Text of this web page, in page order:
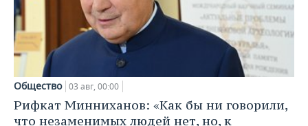
Общество 03 авг, 00:00
Рифкат Минниханов: «Как бы ни говорили,
что незаменимых людей нет, но, к